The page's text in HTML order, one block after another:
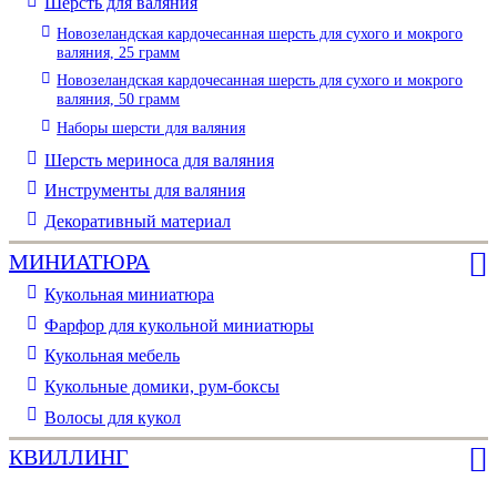
Новозеландская кардочесанная шерсть для сухого и мокрого
валяния, 25 грамм
Новозеландская кардочесанная шерсть для сухого и мокрого
валяния, 50 грамм
Наборы шерсти для валяния
Шерсть мериноса для валяния
Инструменты для валяния
Декоративный материал
МИНИАТЮРА
Кукольная миниатюра
Фарфор для кукольной миниатюры
Кукольная мебель
Кукольные домики, рум-боксы
Волосы для кукол
КВИЛЛИНГ